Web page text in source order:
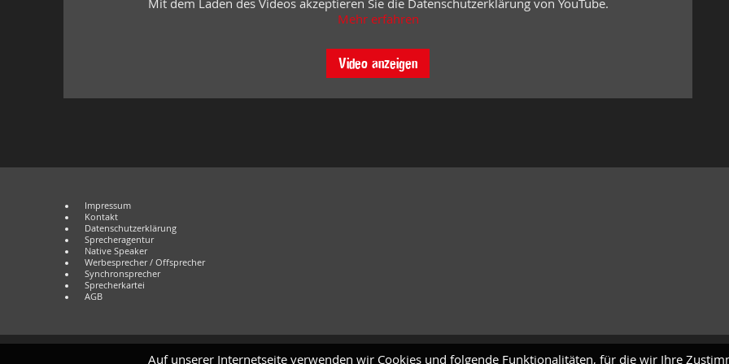
Mit dem Laden des Videos akzeptieren Sie die Datenschutzerklärung von YouTube.
Mehr erfahren
Video anzeigen
Impressum
Kontakt
Datenschutzerklärung
Sprecheragentur
Native Speaker
Werbesprecher / Offsprecher
Synchronsprecher
Sprecherkartei
AGB
Auf unserer Internetseite verwenden wir Cookies und folgende Funktionalitäten, für die wir Ihre